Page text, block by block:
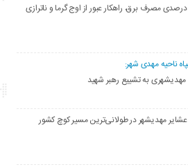
کاهش ۱۰ درصدی مصرف برق، راهکار عبور از اوج گرما و ناترازی
ناحیه مهدی شهر:
عشایر مهدیشهر در طولانی‌ترین مسیر کوچ کشور